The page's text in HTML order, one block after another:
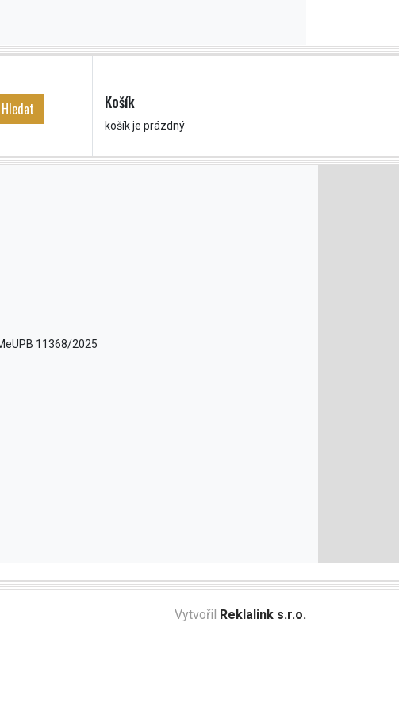
Hledat Košík
košík je prázdný
11368/2025
Vytvořil Reklalink s.r.o.